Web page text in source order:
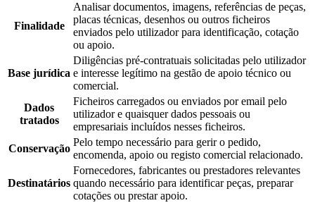
Finalidade
Analisar documentos, imagens, referências de peças,
placas técnicas, desenhos ou outros ficheiros
enviados pelo utilizador para identificação, cotação
ou apoio.
Base jurídica
Diligências pré-contratuais solicitadas pelo utilizador
e interesse legítimo na gestão de apoio técnico ou
comercial.
Dados
tratados
Ficheiros carregados ou enviados por email pelo
utilizador e quaisquer dados pessoais ou
empresariais incluídos nesses ficheiros.
Conservação
Pelo tempo necessário para gerir o pedido,
encomenda, apoio ou registo comercial relacionado.
Destinatários
Fornecedores, fabricantes ou prestadores relevantes
quando necessário para identificar peças, preparar
cotações ou prestar apoio.